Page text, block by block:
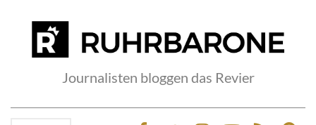
Journalisten bloggen das Revier